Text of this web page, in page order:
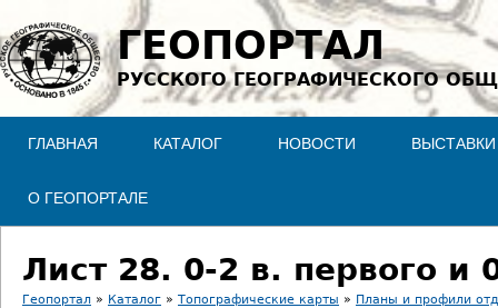
Jump to navigation
ГЕОПОРТАЛ
РУССКОГО ГЕОГРАФИЧЕСКОГО
ГЛАВНАЯ КАТАЛОГ НОВОСТИ ВЫСТАВКИ
О ГЕОПОРТАЛЕ
Геопортал » Каталог » Топографические карты » Планы и профили